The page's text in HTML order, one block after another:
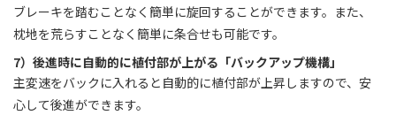
ブレーキを踏むことなく簡単に旋回することができます。また、
枕地を荒らすことなく簡単に条合せも可能です。
7）後進時に自動的に植付部が上がる「バックアップ機構」
主変速をバックに入れると自動的に植付部が上昇しますので、安
心して後進ができます。